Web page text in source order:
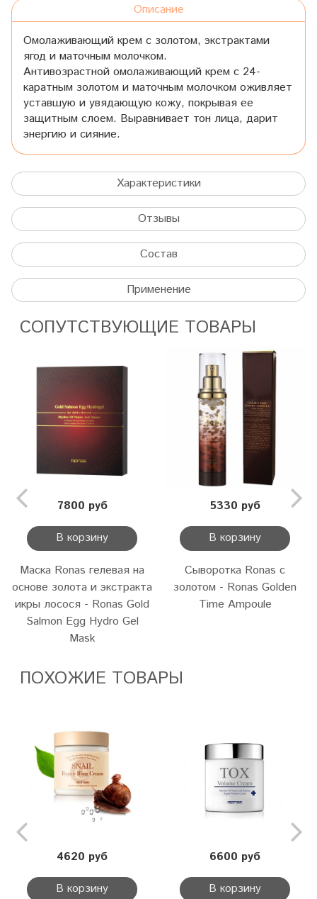
Описание
Омолаживающий крем с золотом, экстрактами
ягод и маточным молочком.
Антивозрастной омолаживающий крем с 24-
каратным золотом и маточным молочком оживляет
уставшую и увядающую кожу, покрывая ее
защитным слоем. Выравнивает тон лица, дарит
энергию и сияние.
Характеристики
Отзывы
Состав
Применение
СОПУТСТВУЮЩИЕ ТОВАРЫ
7800 руб
В корзину
Маска Ronas гелевая на
основе золота и экстракта
икры лосося - Ronas Gold
Salmon Egg Hydro Gel
Mask
5330 руб
В корзину
Сыворотка Ronas с
золотом - Ronas Golden
Time Ampoule
ПОХОЖИЕ ТОВАРЫ
4620 руб
В корзину
6600 руб
В корзину